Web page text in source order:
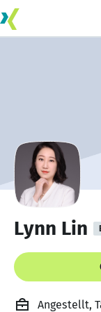
Lynn Lin
Angestellt,